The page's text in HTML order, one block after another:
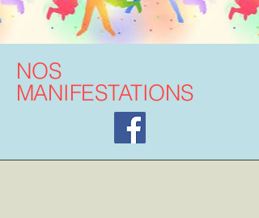
NOS
MANIFESTATIONS